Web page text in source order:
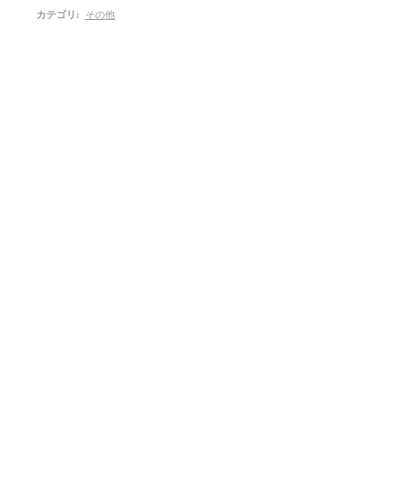
カテゴリ : その他